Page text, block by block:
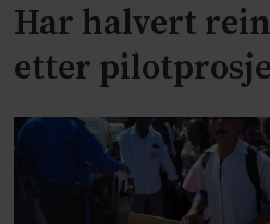
Har halvert
etter